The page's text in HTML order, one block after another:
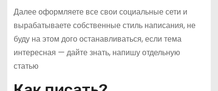
Далее оформляете все свои социальные сети и
вырабатываете собственные стиль написания, не
буду на этом дого останавливаться, если тема
интересная — дайте знать, напишу отдельную
статью